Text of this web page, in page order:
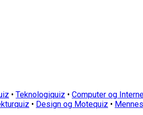
• Teknologiquiz • Computer og
• Design og Motequiz •